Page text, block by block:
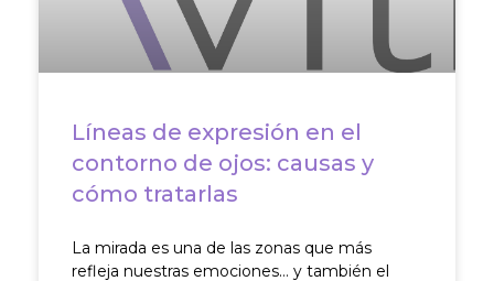
Líneas de expresión en el
contorno de ojos: causas y
cómo tratarlas
La mirada es una de las zonas que más
refleja nuestras emociones… y también el